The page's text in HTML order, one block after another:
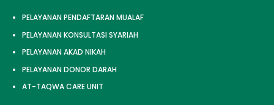
PELAYANAN PENDAFTARAN MUALAF
PELAYANAN KONSULTASI SYARIAH
PELAYANAN AKAD NIKAH
PELAYANAN DONOR DARAH
AT-TAQWA CARE UNIT